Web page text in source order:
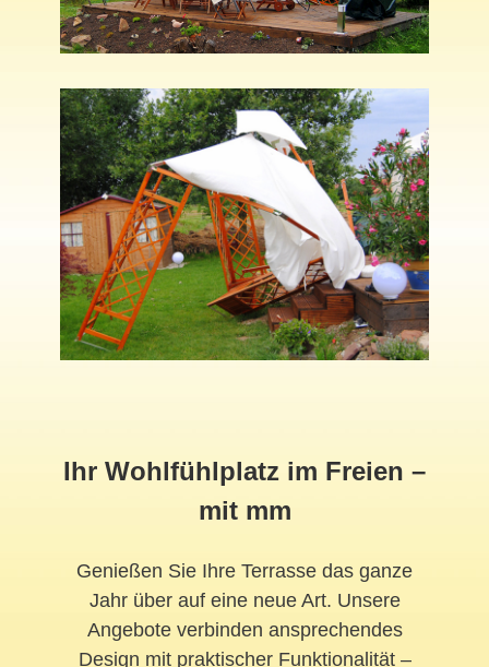
Ihr Wohlfühlplatz im Freien –
mit mm
Genießen Sie Ihre Terrasse das ganze
Jahr über auf eine neue Art. Unsere
Angebote verbinden ansprechendes
Design mit praktischer Funktionalität –